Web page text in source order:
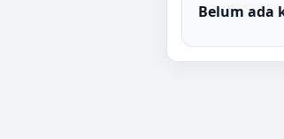
Belum ada